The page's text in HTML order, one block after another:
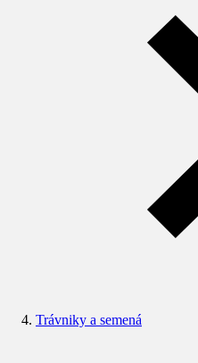
Trávniky a semená